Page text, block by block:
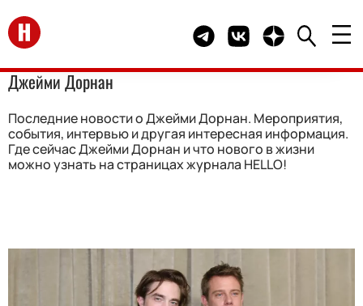
Перейти на главную Telegram канал HELLO
Группа HELLO
Канал HELLO в
Джейми Дорнан
Последние новости о Джейми Дорнан. Мероприятия,
события, интервью и другая интересная информация.
Где сейчас Джейми Дорнан и что нового в жизни
можно узнать на страницах журнала HELLO!